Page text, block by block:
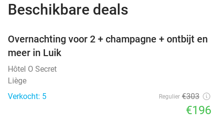
Beschikbare deals
Overnachting voor 2 + champagne + ontbijt en
meer in Luik
Hôtel O Secret
Liège
Verkocht: 5
Regulier €303
€196